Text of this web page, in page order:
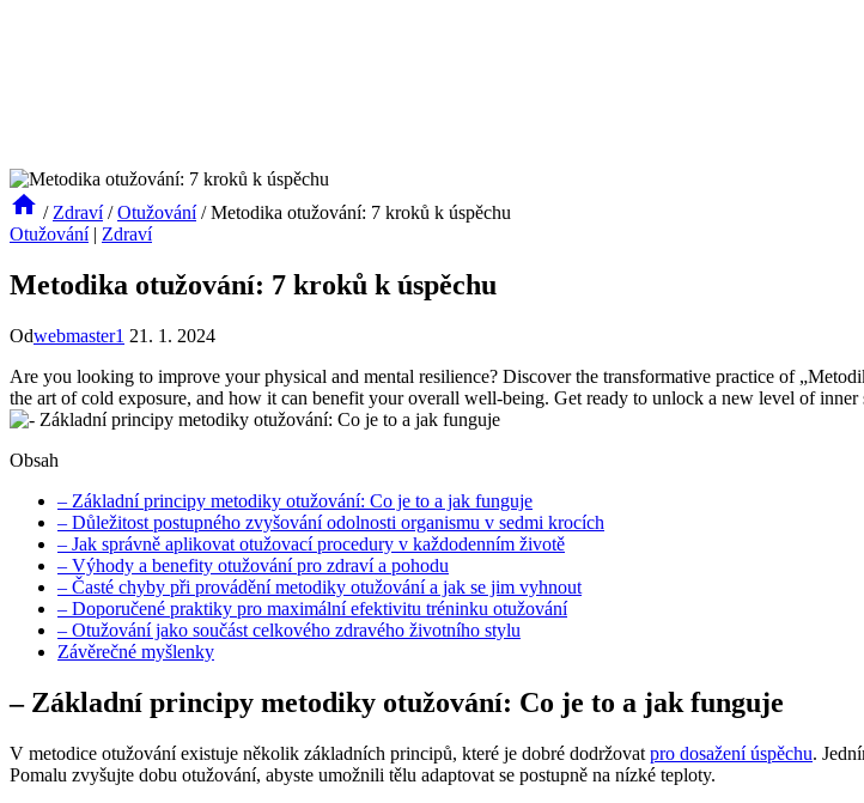
/ Zdraví / Otužování / Metodika otužování: 7 kroků k úspěchu
Otužování| Zdraví
Metodika otužování: 7 kroků k úspěchu
Odwebmaster1 21. 1. 2024
Are you looking to improve your physical and mental resilience? Discover the transformative practice of
the art of cold exposure, and how it can benefit your overall well-being. Get ready to unlock a new level of
Obsah
– Základní principy metodiky otužování: Co je to a jak funguje
– Důležitost postupného zvyšování odolnosti organismu v sedmi krocích
– Jak správně aplikovat otužovací procedury v každodenním životě
– Výhody a benefity otužování pro zdraví a pohodu
– Časté chyby při provádění metodiky otužování a jak se jim vyhnout
– Doporučené praktiky pro maximální efektivitu tréninku otužování
– Otužování jako součást celkového zdravého životního stylu
Závěrečné myšlenky
– Základní principy metodiky otužování: Co je to a jak funguje
V metodice otužování existuje několik základních principů, které je dobré dodržovat pro dosažení úspěchu.
Pomalu zvyšujte dobu otužování, abyste umožnili tělu adaptovat se postupně na nízké teploty.